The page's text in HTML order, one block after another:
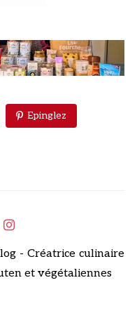
Epinglez
- Créatrice culinaire
et végétaliennes